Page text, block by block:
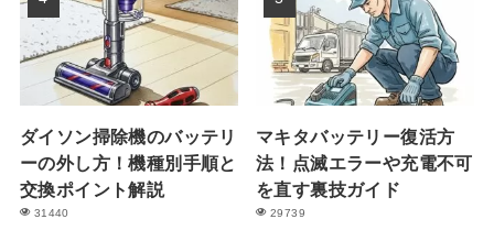
ダイソン掃除機のバッテリ
ーの外し方！機種別手順と
交換ポイント解説
31440
マキタバッテリー復活方
法！点滅エラーや充電不可
を直す裏技ガイド
29739